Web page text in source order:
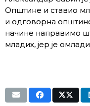
Општине и ставио
и одговорна
начине направимо
младих, јер је